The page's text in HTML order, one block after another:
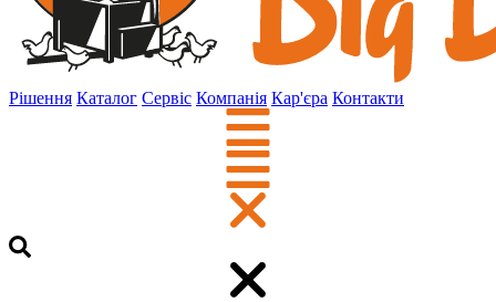
Рішення Каталог Сервіс Компанія Кар'єра Контакти